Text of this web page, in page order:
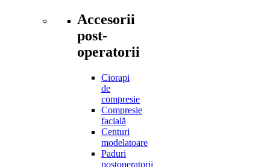
Accesorii
post-
operatorii
Ciorapi
de
compresie
Compresie
facială
Centuri
modelatoare
Paduri
postoperatorii